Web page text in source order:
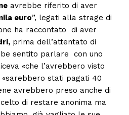
avrebbe riferito di aver
euro”, legati alla strage di
ha raccontato di aver
prima dell’attentato di
sentito parlare con uno
«che l’avrebbero visto
stati pagati 40
avrebbero preso anche di
di restare anonima ma